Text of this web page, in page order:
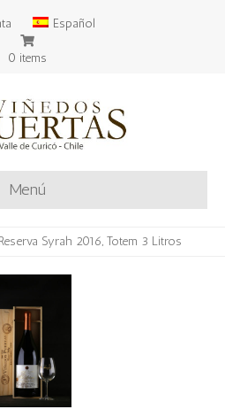
Español
0 items
Menú
Syrah 2016, Totem 3 Litros